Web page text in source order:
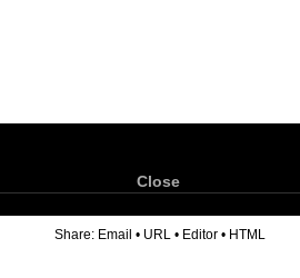
Close
Share: Email • URL • Editor • HTML